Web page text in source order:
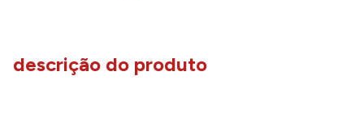
descrição do produto